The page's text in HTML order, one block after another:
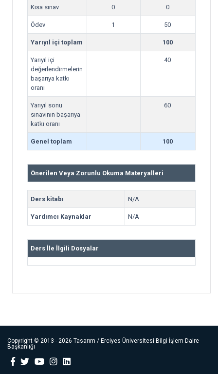
Kısa sınav 0 0
Ödev 1 50
Yarıyıl içi toplam 100
Yarıyıl içi
değerlendirmelerin
başarıya katkı
oranı
40
Yarıyıl sonu
sınavının başarıya
katkı oranı
60
Genel toplam 100
Önerilen Veya Zorunlu Okuma Materyalleri
Ders kitabı N/A
Yardımcı Kaynaklar N/A
Ders İle İlgili Dosyalar
Copyright © 2013 - 2026 Tasarım / Erciyes Üniversitesi Bilgi İşlem Daire
Başkanlığı